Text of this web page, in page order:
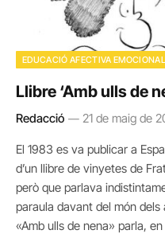
EDUCACIÓ AFECTIVA EMOCIONAL
Llibre ‘Amb ulls de
Redacció 21 de maig de
El 1983 es va publicar a
d’un llibre de vinyetes de
però que parlava
paraula davant del món
«Amb ulls de nena» parla,